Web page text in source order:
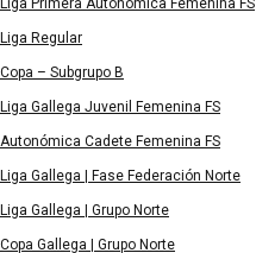
Liga Primera Autonómica Femenina FS
Liga Regular
Copa – Subgrupo B
Liga Gallega Juvenil Femenina FS
Autonómica Cadete Femenina FS
Liga Gallega | Fase Federación Norte
Liga Gallega | Grupo Norte
Copa Gallega | Grupo Norte